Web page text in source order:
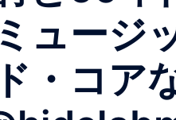
ュージ
・コア